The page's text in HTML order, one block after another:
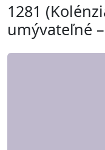
1281
umývateľné